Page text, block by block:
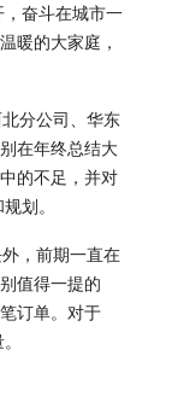
奋斗在城市一
暖的大家庭，
分公司、华东
在年终总结大
的不足，并对
划。
，前期一直在
值得一提的
订单。对于